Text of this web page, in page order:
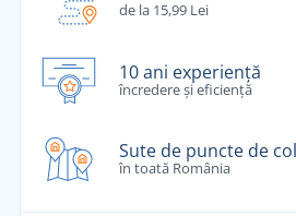
de la 15,99 Lei
10 ani experiență
încredere și eficiență
Sute de puncte de
în toată România